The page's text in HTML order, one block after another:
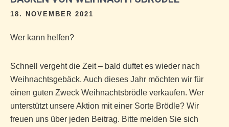
18. NOVEMBER 2021
Wer kann helfen?
Schnell vergeht die Zeit – bald duftet es wieder nach
Weihnachtsgebäck. Auch dieses Jahr möchten wir für
einen guten Zweck Weihnachtsbrödle verkaufen. Wer
unterstützt unsere Aktion mit einer Sorte Brödle? Wir
freuen uns über jeden Beitrag. Bitte melden Sie sich